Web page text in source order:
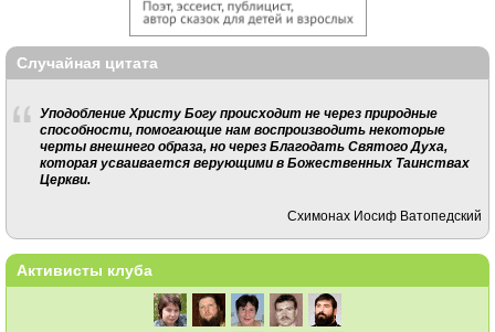
Случайная цитата
Уподобление Христу Бо­гу происходит не через при­родные
способности, помо­гающие нам воспроизводить некоторые
черты внешнего образа, но через Благодать Святого Духа,
которая усваи­вается верующими в Божест­венных Таинствах
Церкви.
Схимонах Иосиф Ватопедский
Активисты клуба